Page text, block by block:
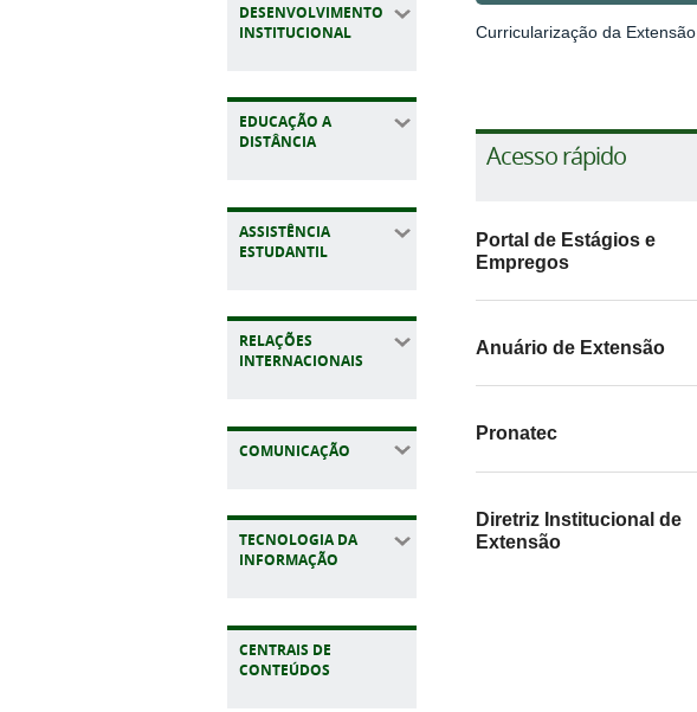
DESENVOLVIMENTO
INSTITUCIONAL
EDUCAÇÃO A
DISTÂNCIA
ASSISTÊNCIA
ESTUDANTIL
RELAÇÕES
INTERNACIONAIS
COMUNICAÇÃO
TECNOLOGIA DA
INFORMAÇÃO
CENTRAIS DE
CONTEÚDOS
Curricularização da Extensão
Acesso rápido
Portal de Estágios e
Empregos
Anuário de Extensão
Pronatec
Diretriz Institucional de
Extensão